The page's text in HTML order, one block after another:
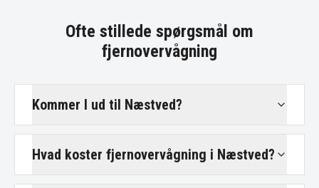
Ofte stillede spørgsmål om
fjernovervågning
Kommer I ud til Næstved?
Hvad koster fjernovervågning i Næstved?